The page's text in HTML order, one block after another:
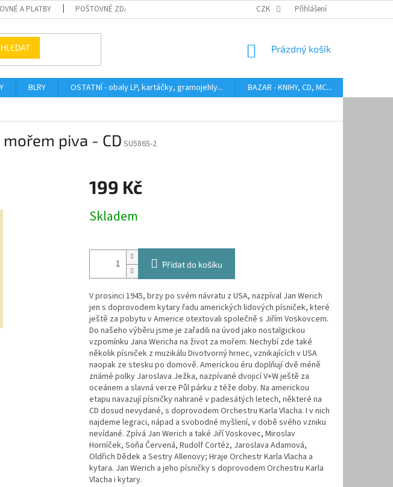
A PLATBY POŠTOVNÉ ZDARMA HODNOCENÍ STAVU BAZAROVÝCH LP AUDIOKAZETY ANEB
CZK Přihlášení
HLEDAT
NÁKUPNÍ
Prázdný košík
BLRY OSTATNÍ - obaly LP, kartáčky, gramojehly... BAZAR - KNIHY, CD, MC...
mořem piva - CD SU5865-2
199 Kč
cena:
Skladem
Přidat do košíku
V prosinci 1945, brzy po svém návratu z USA, nazpíval Jan Werich
jen s doprovodem kytary řadu amerických lidových písniček, které
ještě za pobytu v Americe otextovali společně s Jiřím Voskovcem.
Do našeho výběru jsme je zařadili na úvod jako nostalgickou
vzpomínku Jana Wericha na život za mořem. Nechybí zde také
několik písniček z muzikálu Divotvorný hrnec, vznikajících v USA
naopak ze stesku po domově. Americkou éru doplňují dvě méně
známé polky Jaroslava Ježka, nazpívané dvojicí V+W ještě za
oceánem a slavná verze Půl párku z téže doby. Na americkou
etapu navazují písničky nahrané v padesátých letech, některé na
CD dosud nevydané, s doprovodem Orchestru Karla Vlacha. I v nich
najdeme legraci, nápad a svobodné myšlení, v době svého vzniku
nevídané. Zpívá Jan Werich a také Jiří Voskovec, Miroslav
Horníček, Soňa Červená, Rudolf Cortéz, Jaroslava Adamová,
Oldřich Dědek a Sestry Allenovy; Hraje Orchestr Karla Vlacha a
kytara. Jan Werich a jeho písničky s doprovodem Orchestru Karla
Vlacha i kytary.